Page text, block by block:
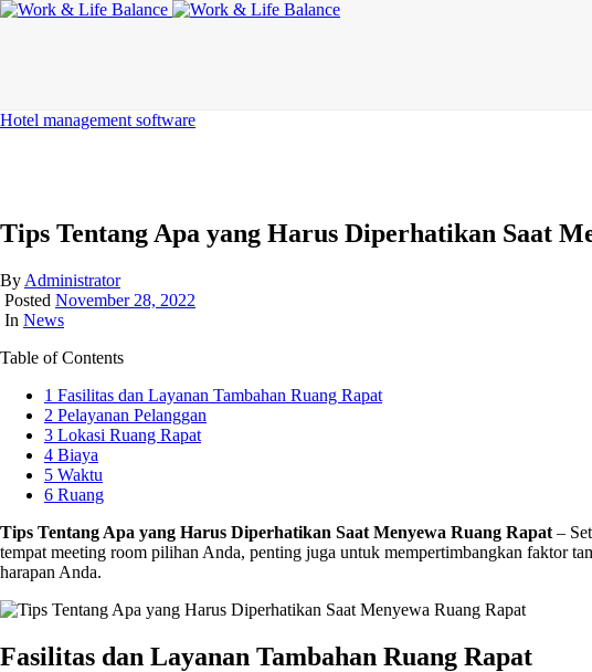
Hotel management software
Tips Tentang Apa yang Harus Diperhatikan Saat
By Administrator
Posted November 28, 2022
In News
Table of Contents
1 Fasilitas dan Layanan Tambahan Ruang Rapat
2 Pelayanan Pelanggan
3 Lokasi Ruang Rapat
4 Biaya
5 Waktu
6 Ruang
Tips Tentang Apa yang Harus Diperhatikan Saat Menyewa Ruang Rapat –
tempat meeting room pilihan Anda, penting juga untuk mempertimbangkan faktor
harapan Anda.
Fasilitas dan Layanan Tambahan Ruang Rapat